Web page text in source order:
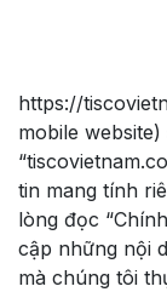
https://
mobile
tin mang tính
lòng đọc
cập những nội
mà chúng tôi